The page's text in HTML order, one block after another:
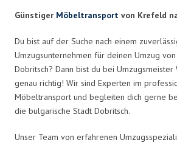
Günstiger Möbeltransport von Krefeld
Du bist auf der Suche nach einem
Umzugsunternehmen für deinen Umzug
Dobritsch? Dann bist du bei
genau richtig! Wir sind Experten im
Möbeltransport und begleiten dich gerne
die bulgarische Stadt Dobritsch.
Unser Team von erfahrenen